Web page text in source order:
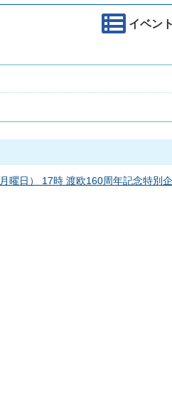
イベン
曜日） 17時 渡欧160周年記念特別